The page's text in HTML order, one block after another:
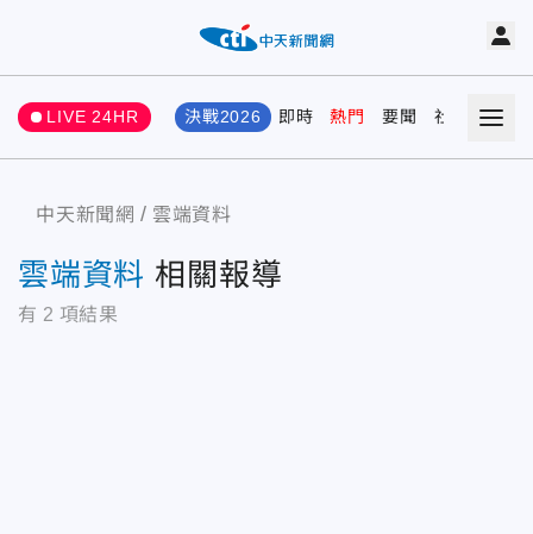
LIVE 24HR 決戰2026 即時 熱門 要聞 社會 娛樂
中天新聞網 雲端資料
雲端資料 相關報導
有 2 項結果